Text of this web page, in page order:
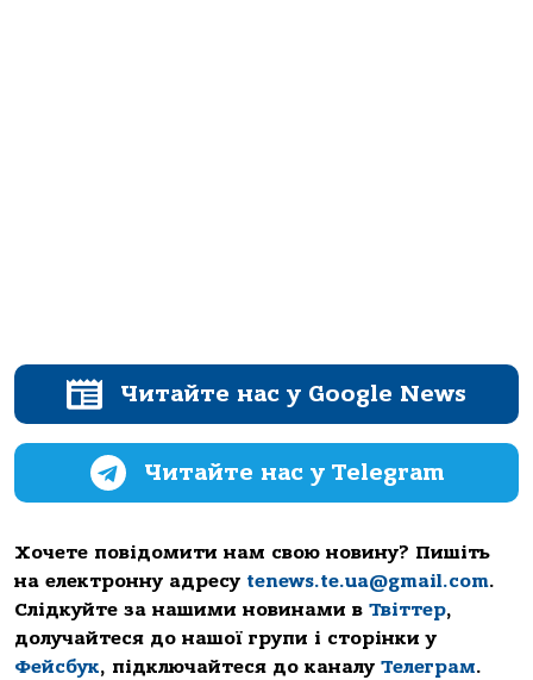
Читайте нас у Google News
Читайте нас у Telegram
Хочете повідомити нам свою новину? Пишіть
на електронну адресу tenews.te.ua@gmail.com.
Слідкуйте за нашими новинами в Твіттер,
долучайтеся до нашої групи і сторінки у
Фейсбук, підключайтеся до каналу Телеграм.